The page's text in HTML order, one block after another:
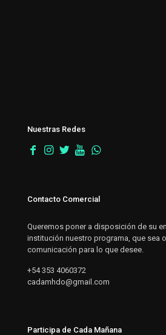
Nuestras Redes
Contacto Comercial
Queremos poner a disposición de su
institución nuestro programa, que sea
comunicación para lo que desee.
+54 353 4060372
cadamhdo@gmail.com
Participa de Cada Mañana